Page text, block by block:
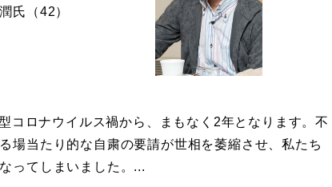
氏（42）
ロナウイルス禍から、まもなく2年となります。不
場当たり的な自粛の要請が世相を萎縮させ、私たち
ってしまいました。...